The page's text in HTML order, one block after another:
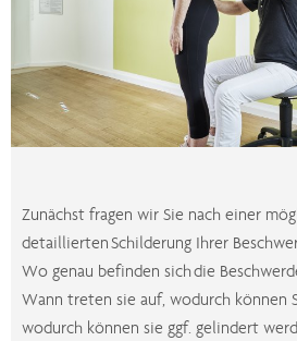
Zunächst fragen wir Sie nach einer
detaillierten Schilderung Ihrer
Wo genau befinden sich die
Wann treten sie auf, wodurch können
wodurch können sie ggf. gelindert